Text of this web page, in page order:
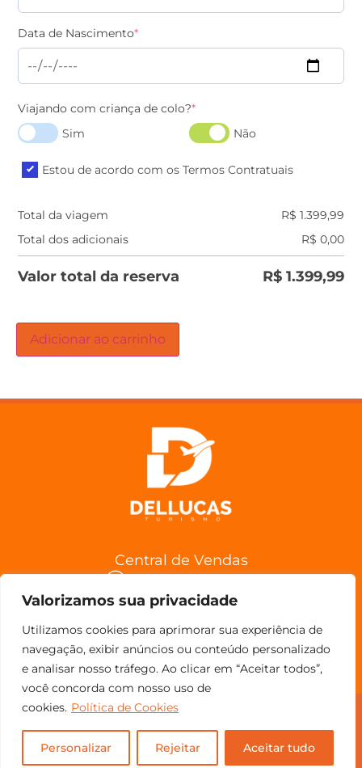
Valorizamos sua privacidade
Utilizamos cookies para aprimorar sua experiência de
navegação, exibir anúncios ou conteúdo personalizado
e analisar nosso tráfego. Ao clicar em “Aceitar todos”,
você concorda com nosso uso de
cookies. Política de Cookies
Personalizar Rejeitar Aceitar tudo
Data de Nascimento*
Viajando com criança de colo?*
Sim
Não
Estou de acordo com os Termos Contratuais
Total da viagem R$ 1.399,99
Total dos adicionais
R$ 0,00
Valor total da reserva R$ 1.399,99
Adicionar ao carrinho
Central de Vendas
Confira a Política de Cancelamentos
© Copyright 2023 - Todos os direitos reservados.